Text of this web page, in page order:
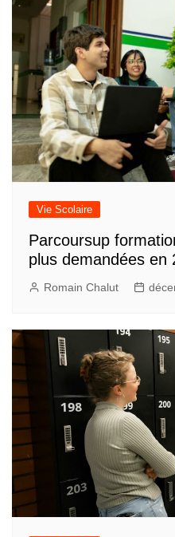
Vie Scolaire
Parcoursup
plus demandées en
Romain Chalut